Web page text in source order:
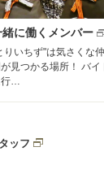
緒に働くメンバー
りいちず"は気さくな仲
見つかる場所！ バイ
行…
ッフ